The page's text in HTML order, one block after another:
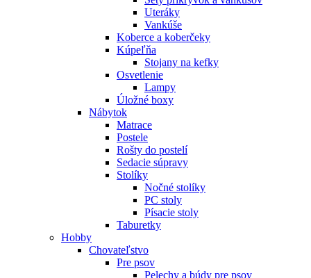
Uteráky
Vankúše
Koberce a koberčeky
Kúpeľňa
Stojany na kefky
Osvetlenie
Lampy
Úložné boxy
Nábytok
Matrace
Postele
Rošty do postelí
Sedacie súpravy
Stolíky
Nočné stolíky
PC stoly
Písacie stoly
Taburetky
Hobby
Chovateľstvo
Pre psov
Pelechy a búdy pre psov